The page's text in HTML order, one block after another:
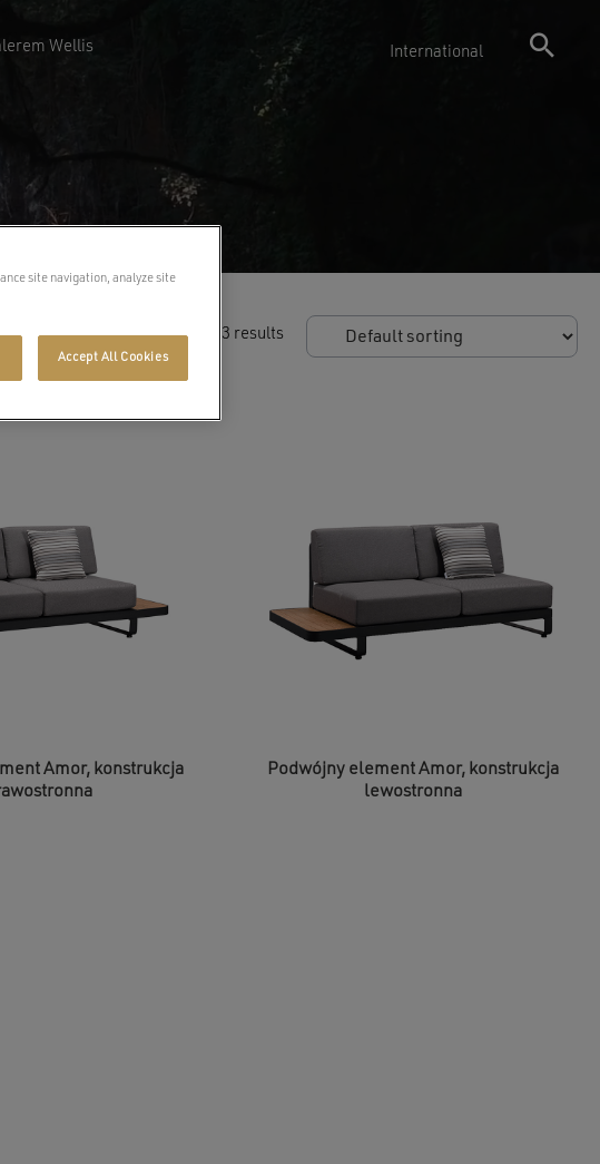
Wellis International
Showing all 3 results
Amor, konstrukcja
Podwójny element Amor, konstrukcja
lewostronna
site navigation, analyze site
Accept All Cookies